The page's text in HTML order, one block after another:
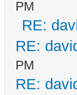
PM
RE:
RE:
PM
RE: